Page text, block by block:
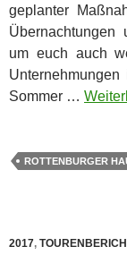
geplanter
Übernachtungen
um euch auch
Sommer …
ROTTENBURGER
2017,